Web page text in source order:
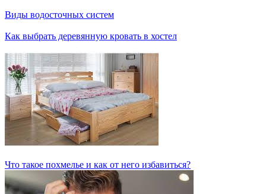
Виды водосточных систем
Как выбрать деревянную кровать в хостел
Что такое похмелье и как от него избавиться?